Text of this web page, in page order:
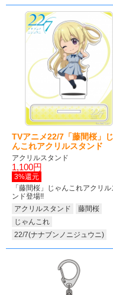
TVアニメ22/7「藤間桜」
んこれアクリルスタンド
アクリルスタンド
1,100円
3%還元
「藤間桜」じゃんこれアクリル
ンド登場!!
アクリルスタンド
藤間桜
じゃんこれ
22/7(ナナブンノニジュウニ)